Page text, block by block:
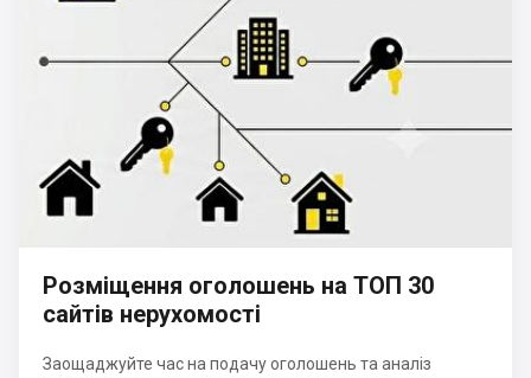
Розміщення оголошень на ТОП 30
сайтів нерухомості
Заощаджуйте час на подачу оголошень та аналіз